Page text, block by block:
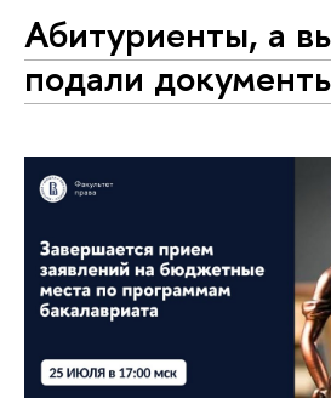
Абитуриенты, а
подали